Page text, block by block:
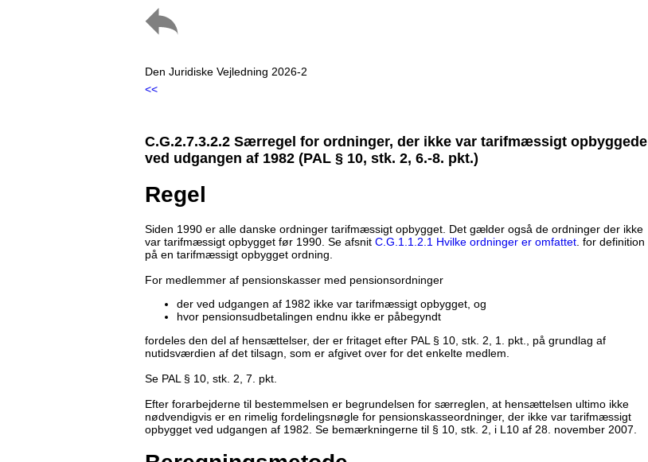
Den Juridiske Vejledning 2026-2
<<
C.G.2.7.3.2.2 Særregel for ordninger, der ikke var tarifmæssigt opbyggede
ved udgangen af 1982 (PAL § 10, stk. 2, 6.-8. pkt.)
Regel
Siden 1990 er alle danske ordninger tarifmæssigt opbygget. Det gælder også de ordninger der ikke
var tarifmæssigt opbygget før 1990. Se afsnit C.G.1.1.2.1 Hvilke ordninger er omfattet . for definition
på en tarifmæssigt opbygget ordning.
For medlemmer af pensionskasser med pensionsordninger
der ved udgangen af 1982 ikke var tarifmæssigt opbygget, og
hvor pensionsudbetalingen endnu ikke er påbegyndt
fordeles den del af hensættelser, der er fritaget efter PAL § 10, stk. 2, 1. pkt., på grundlag af
nutidsværdien af det tilsagn, som er afgivet over for det enkelte medlem.
Se PAL § 10, stk. 2, 7. pkt.
Efter forarbejderne til bestemmelsen er begrundelsen for særreglen, at hensættelsen ultimo ikke
nødvendigvis er en rimelig fordelingsnøgle for pensionskasseordninger, der ikke var tarifmæssigt
opbygget ved udgangen af 1982. Se bemærkningerne til § 10, stk. 2, i L10 af 28. november 2007.